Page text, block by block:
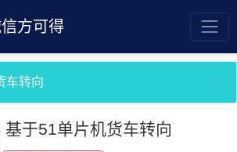
方可得
车转向
基于51单片机货车转向